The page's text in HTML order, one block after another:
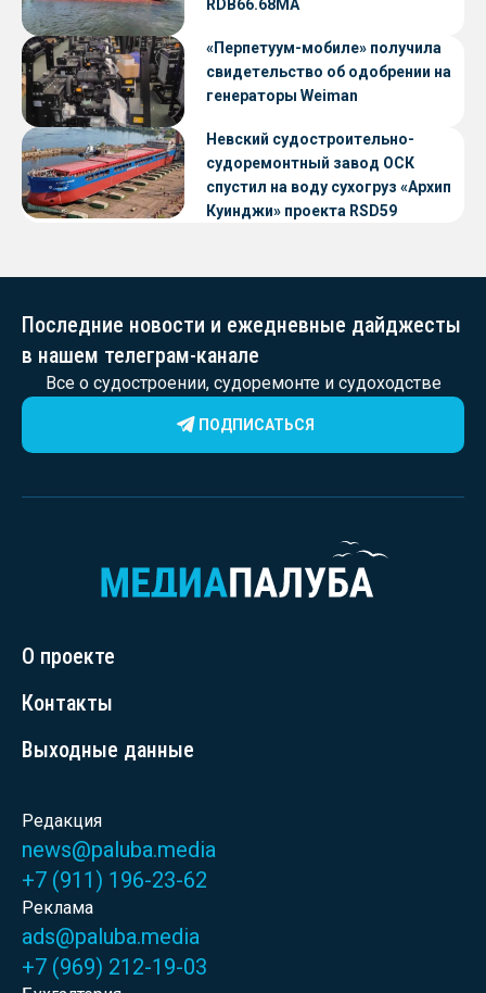
RDB66.68МА
«Перпетуум-мобиле» получила
свидетельство об одобрении на
генераторы Weiman
Невский судостроительно-
судоремонтный завод ОСК
спустил на воду сухогруз «Архип
Куинджи» проекта RSD59
Последние новости и ежедневные дайджесты
в нашем телеграм-канале
Все о судостроении, судоремонте и судоходстве
ПОДПИСАТЬСЯ
О проекте
Контакты
Выходные данные
Редакция
news@paluba.media
+7 (911) 196-23-62
Реклама
ads@paluba.media
+7 (969) 212-19-03